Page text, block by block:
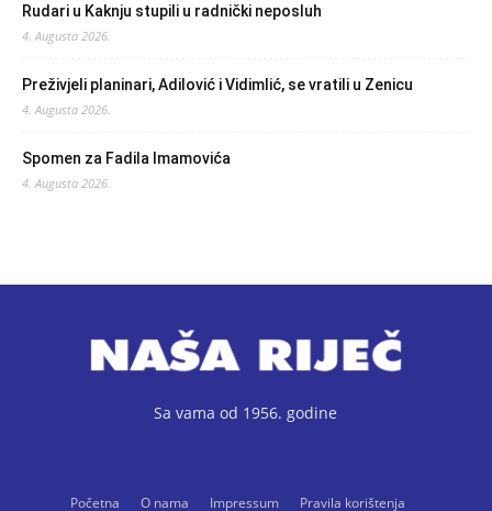
Rudari u Kaknju stupili u radnički neposluh
4. Augusta 2026.
Preživjeli planinari, Adilović i Vidimlić, se vratili u Zenicu
4. Augusta 2026.
Spomen za Fadila Imamovića
4. Augusta 2026.
Sa vama od 1956. godine
Početna O nama Impressum Pravila korištenja